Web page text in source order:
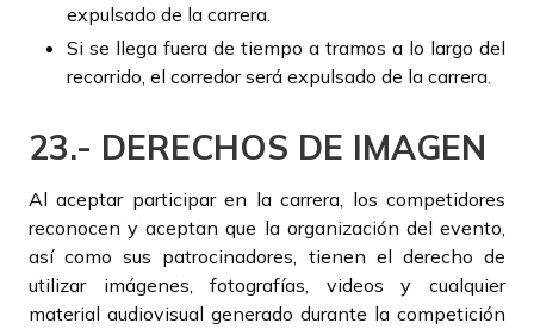
expulsado de la carrera.
Si se llega fuera de tiempo a tramos a lo largo del
recorrido, el corredor será expulsado de la carrera.
23.- DERECHOS DE IMAGEN
Al aceptar participar en la carrera, los competidores
reconocen y aceptan que la organización del evento,
así como sus patrocinadores, tienen el derecho de
utilizar imágenes, fotografías, videos y cualquier
material audiovisual generado durante la competición